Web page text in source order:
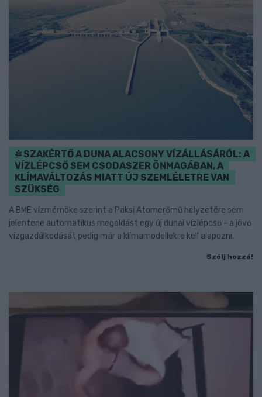
SZAKÉRTŐ A DUNA ALACSONY VÍZÁLLÁSÁRÓL: A
VÍZLÉPCSŐ SEM CSODASZER ÖNMAGÁBAN, A
KLÍMAVÁLTOZÁS MIATT ÚJ SZEMLÉLETRE VAN
SZÜKSÉG
A BME vízmérnöke szerint a Paksi Atomerőmű helyzetére sem
jelentene automatikus megoldást egy új dunai vízlépcső - a jövő
vízgazdálkodását pedig már a klímamodellekre kell alapozni.
Szólj hozzá!